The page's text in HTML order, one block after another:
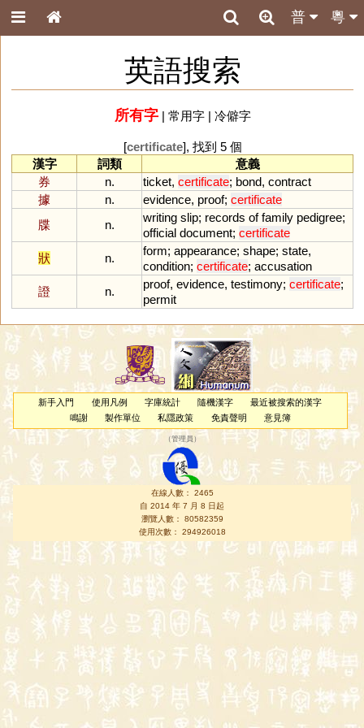
粵
普
英語搜索
所有字| 常用字| 冷僻字
[certificate], 找到 5 個
漢字
詞類
意義
券
n. ticket, certificate; bond, contract
據
n. evidence, proof; certificate
牒
n.
writing slip; records of family pedigree;
official document; certificate
狀
n.
form; appearance; shape; state,
condition; certificate; accusation
證
n.
proof, evidence, testimony; certificate;
permit
新手入門 使用凡例 字庫統計 隨機漢字
最近被搜索的漢字
鳴謝
製作單位 私隱政策 免責聲明 意見簿
（管理員 ）
在線人數： 2465
自 2014 年 7 月 8 日起
瀏覽人數： 80582359
使用次數： 294926018